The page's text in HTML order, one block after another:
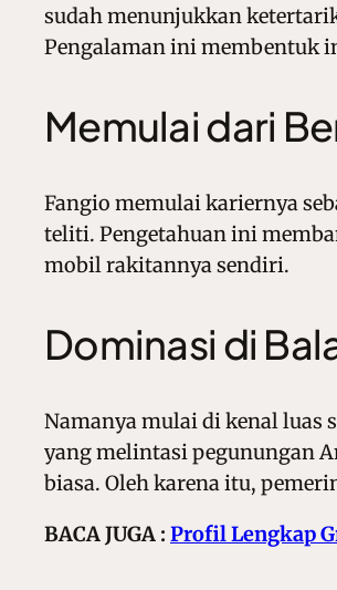
sudah menunjukkan
Pengalaman ini membentuk
Memulai dari
Fangio memulai kariernya
teliti. Pengetahuan ini
mobil rakitannya sendiri.
Dominasi di
Namanya mulai di kenal luas
yang melintasi pegunungan
biasa. Oleh karena itu,
BACA JUGA : Profil Lengkap